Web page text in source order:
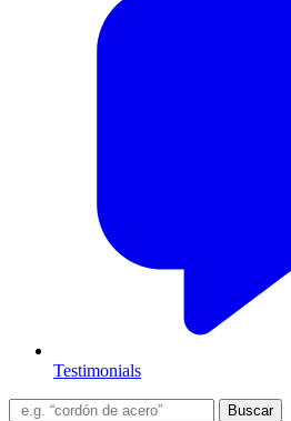
Testimonials
Buscar